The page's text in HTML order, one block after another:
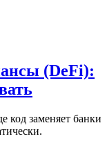
(DeFi):
код заменяет банки